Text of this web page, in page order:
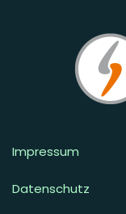
Impressum
Datenschutz